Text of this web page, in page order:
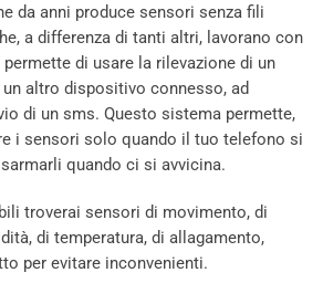
da anni produce sensori senza fili
a differenza di tanti altri, lavorano con
di usare la rilevazione di un
altro dispositivo connesso, ad
di un sms. Questo sistema permette,
i sensori solo quando il tuo telefono si
quando ci si avvicina.
troverai sensori di movimento, di
di temperatura, di allagamento,
per evitare inconvenienti.